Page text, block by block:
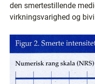
den smertestillende
virkningsvarighed og